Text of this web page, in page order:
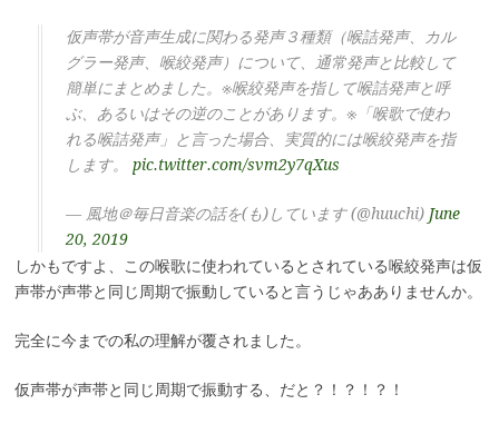
仮声帯が音声生成に関わる発声３種類（喉詰発声、カル
グラー発声、喉絞発声）について、通常発声と比較して
簡単にまとめました。※喉絞発声を指して喉詰発声と呼
ぶ、あるいはその逆のことがあります。※「喉歌で使わ
れる喉詰発声」と言った場合、実質的には喉絞発声を指
します。 pic.twitter.com/svm2y7qXus
— 風地＠毎日音楽の話を(も)しています (@huuchi) June
20, 2019
しかもですよ、この喉歌に使われているとされている喉絞発声は仮
声帯が声帯と同じ周期で振動していると言うじゃあありませんか。
完全に今までの私の理解が覆されました。
仮声帯が声帯と同じ周期で振動する、だと？！？！？！